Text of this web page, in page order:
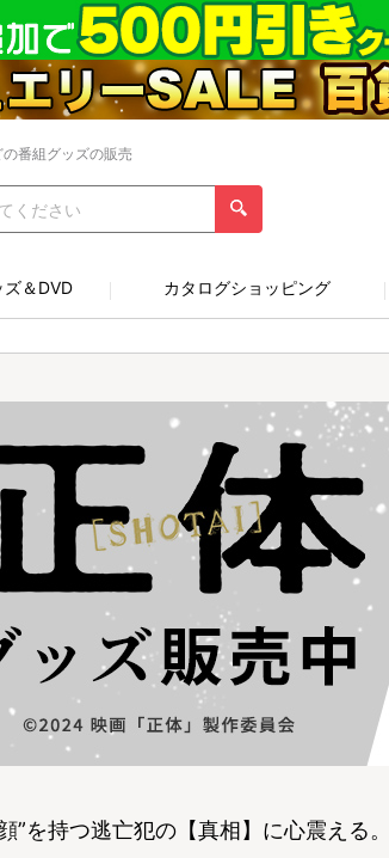
番組グッズの販売
ズ＆DVD カタログショッピング
”を持つ逃亡犯の【真相】に心震える。